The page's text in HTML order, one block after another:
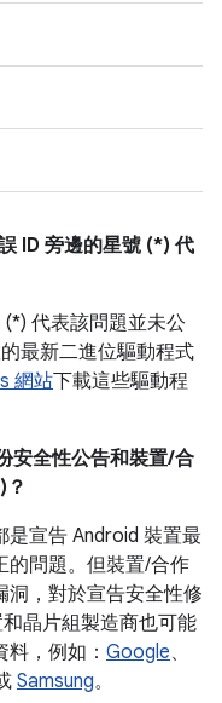
ID 旁邊的星號 (*) 代
代表該問題並未公
最新二進位驅動程式
網站下載這些驅動程
安全性公告和裝置/合
是宣告 Android 裝置最
的問題。但裝置/合作
洞，對於宣告安全性修
晶片組製造商也可能
，例如： Google、
Samsung。